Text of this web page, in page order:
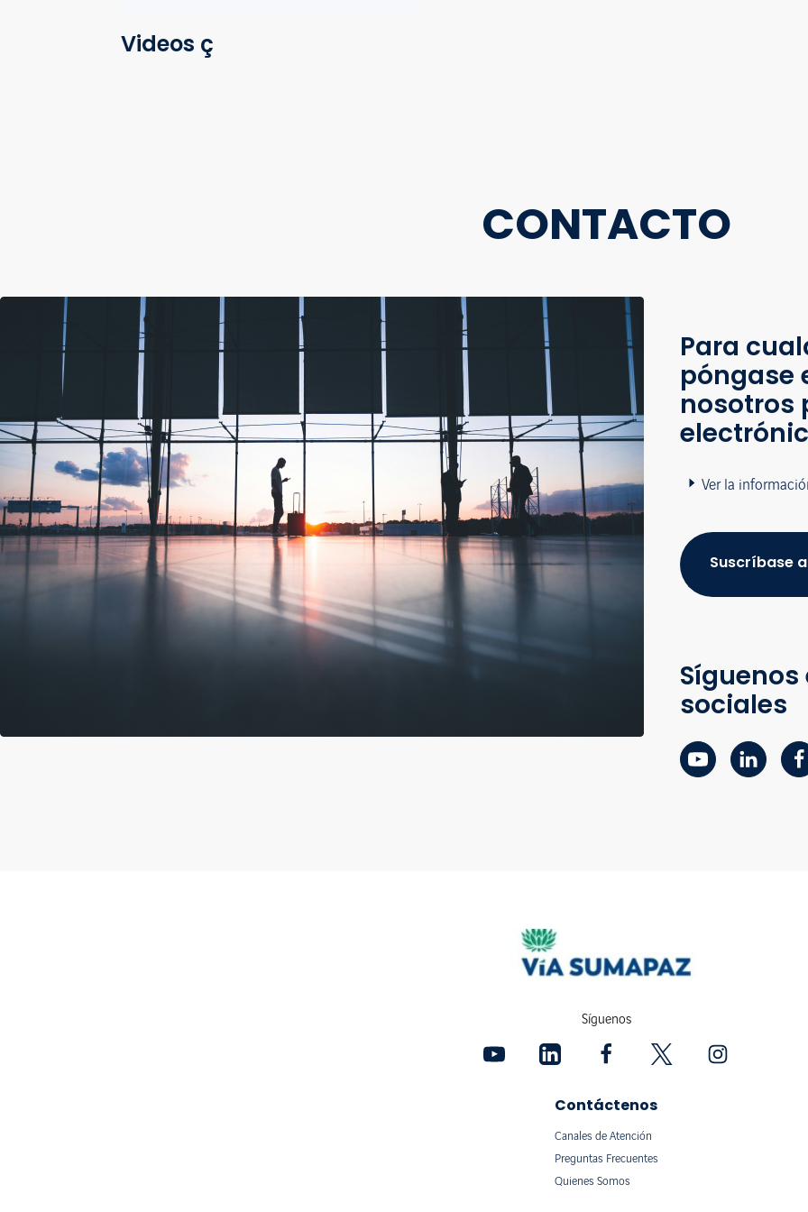
Videos ç
CONTACTO
Para
póngase
nosotros
Ver la
Suscríbase
sociales
Síguenos
Contáctenos
Canales de Atención
Preguntas Frecuentes
Quienes Somos